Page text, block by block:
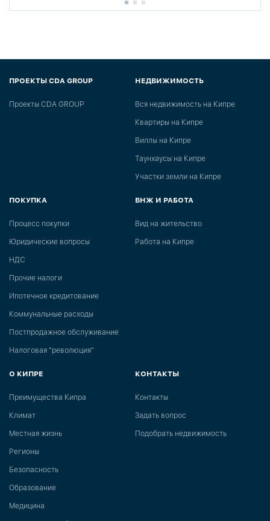
ПРОЕКТЫ CDA GROUP
Проекты CDA GROUP
НЕДВИЖИМОСТЬ
Вся недвижимость на Кипре
Квартиры на Кипре
Виллы на Кипре
Таунхаусы на Кипре
Участки земли на Кипре
ПОКУПКА
Процесс покупки
Юридические вопросы
НДС
Прочие налоги
Ипотечное кредитование
Коммунальные расходы
Постпродажное обслуживание
Налоговая "революция"
ВНЖ И РАБОТА
Вид на жительство
Работа на Кипре
О КИПРЕ
Преимущества Кипра
Климат
Местная жизнь
Регионы
Безопасность
Образование
Медицина
КОНТАКТЫ
Контакты
Задать вопрос
Подобрать недвижимость